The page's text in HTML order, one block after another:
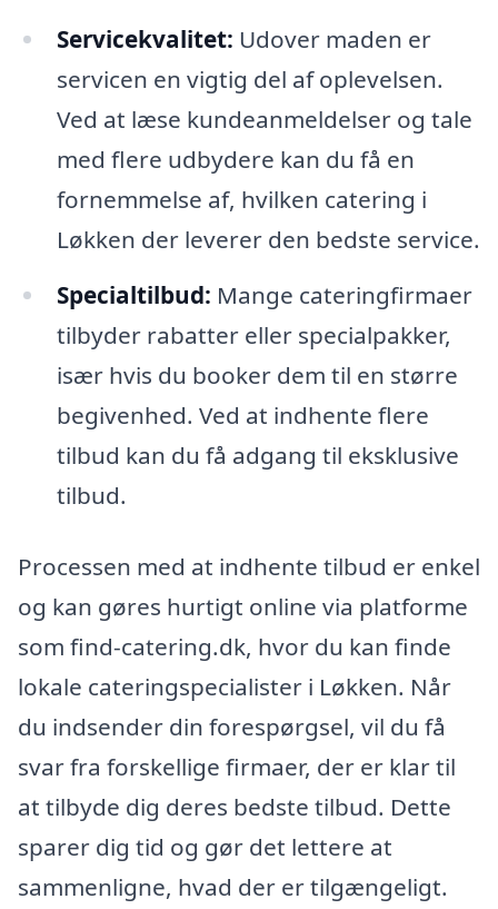
Servicekvalitet: Udover maden er
servicen en vigtig del af oplevelsen.
Ved at læse kundeanmeldelser og tale
med flere udbydere kan du få en
fornemmelse af, hvilken catering i
Løkken der leverer den bedste service.
Specialtilbud: Mange cateringfirmaer
tilbyder rabatter eller specialpakker,
især hvis du booker dem til en større
begivenhed. Ved at indhente flere
tilbud kan du få adgang til eksklusive
tilbud.
Processen med at indhente tilbud er enkel
og kan gøres hurtigt online via platforme
som find-catering.dk, hvor du kan finde
lokale cateringspecialister i Løkken. Når
du indsender din forespørgsel, vil du få
svar fra forskellige firmaer, der er klar til
at tilbyde dig deres bedste tilbud. Dette
sparer dig tid og gør det lettere at
sammenligne, hvad der er tilgængeligt.